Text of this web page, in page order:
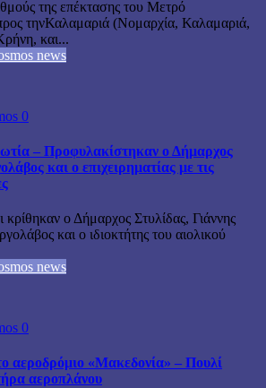
της επέκτασης του Μετρό
τηνΚαλαμαριά (Νομαρχία, Καλαμαριά,
και...
news
0
– Προφυλακίστηκαν ο Δήμαρχος
και ο επιχειρηματίας με τις
κρίθηκαν ο Δήμαρχος Στυλίδας, Γιάννης
και ο ιδιοκτήτης του αιολικού
news
0
αεροδρόμιο «Μακεδονία» – Πουλί
αεροπλάνου